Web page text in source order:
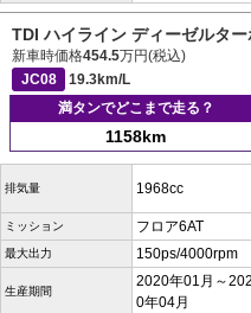
TDI ハイライン ディーゼルター
新車時価格454.5万円(税込)
JC08
19.3km/L
満タンでどこまで走る？
1158km
排気量 1968cc
ミッション フロア6AT
最大出力 150ps/4000rpm
生産期間
2020年01月～202
0年04月